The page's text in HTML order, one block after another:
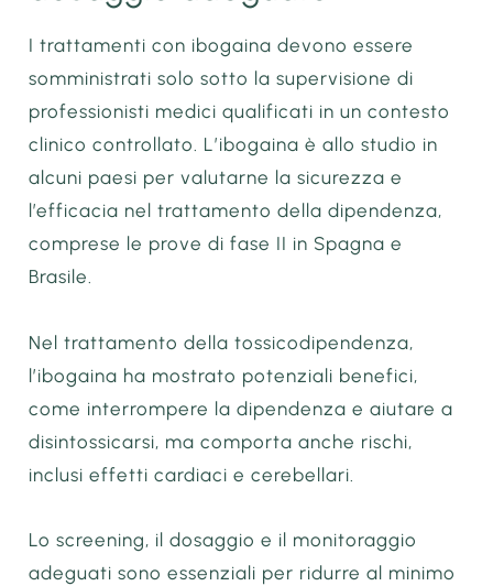
I trattamenti con ibogaina devono essere
somministrati solo sotto la supervisione di
professionisti medici qualificati in un contesto
clinico controllato. L’ibogaina è allo studio in
alcuni paesi per valutarne la sicurezza e
l’efficacia nel trattamento della dipendenza,
comprese le prove di fase II in Spagna e
Brasile.
Nel trattamento della tossicodipendenza,
l’ibogaina ha mostrato potenziali benefici,
come interrompere la dipendenza e aiutare a
disintossicarsi, ma comporta anche rischi,
inclusi effetti cardiaci e cerebellari.
Lo screening, il dosaggio e il monitoraggio
adeguati sono essenziali per ridurre al minimo